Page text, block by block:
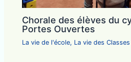
Chorale des élèves du
Portes Ouvertes
La vie de l'école, La vie des Classes